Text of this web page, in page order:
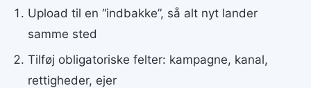
Upload til en “indbakke”, så alt nyt lander
samme sted
Tilføj obligatoriske felter: kampagne, kanal,
rettigheder, ejer